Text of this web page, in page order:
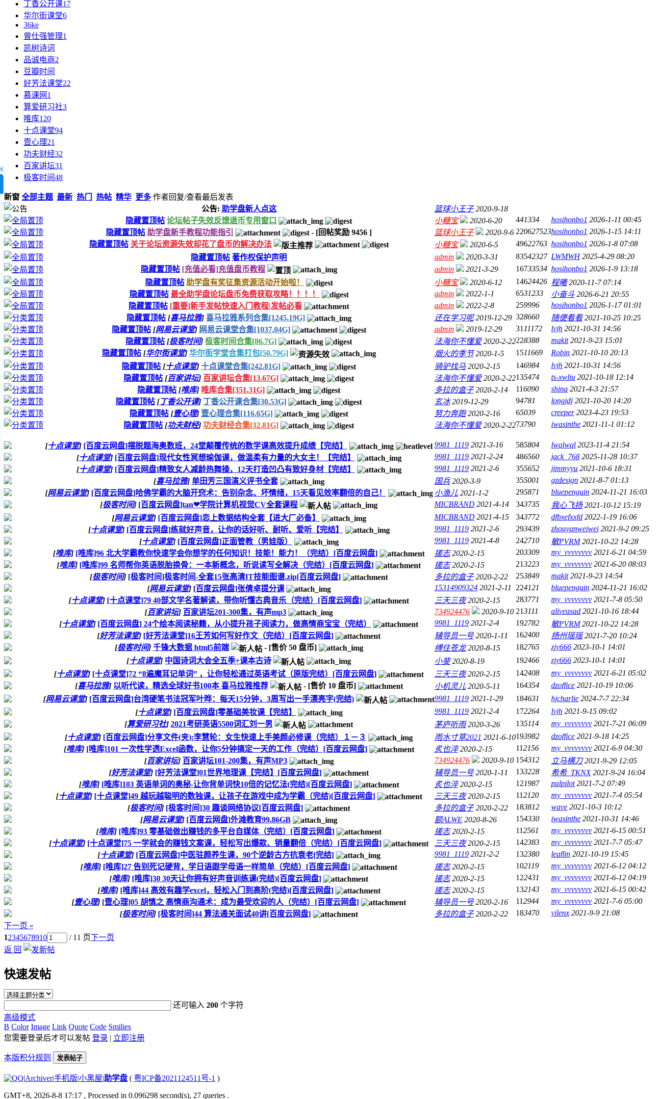
丁香公开课17
华尔街课堂6
36ke
曾仕强管理1
凯树诗词
品诚电商2
豆瓣时间
好芳法课堂22
慕课网 1
算爱研习社3
唯库120
十点课堂94
壹心理21
功夫财经32
百家讲坛31
极客时间48
新窗 全部主题 最新 热门 热帖 精华 更多 作者回复/查看最后发表
公告: 助学盘新人点这 篮球小王子 2020-9-18
隐藏置顶帖 论坛帖子失效反馈退币专用窗口 小糖宝 2020-6-20 441334 hosihonbo1 2026-1-11 00:45
隐藏置顶帖 助学盘新手教程功能指引 - [回帖奖励 9456 ] 篮球小王子 2020-9-6 220627523hosihonbo1 2026-1-15 14:11
隐藏置顶帖 关于论坛资源失效却花了盘币的解决办法 小糖宝 2020-6-5 49622763 hosihonbo1 2026-1-8 07:08
隐藏置顶帖 著作权保护声明 admin 2020-3-31 83542327 LWMWH 2025-4-29 08:20
隐藏置顶帖 [充值必看]充值盘币教程 admin 2021-3-29 16733534 hosihonbo1 2026-1-9 13:18
隐藏置顶帖 助学盘有奖征集资源活动开始啦！ 小糖宝 2020-6-12 14624426 程曦 2020-11-7 07:14
隐藏置顶帖 最全助学盘论坛盘币免费获取攻略！！！！ admin 2022-1-1 6531233 小奋斗 2026-6-21 20:55
隐藏置顶帖 [重要]新手发帖快速入门教程|发帖必看 admin 2022-2-8 259996 hosihonbo1 2026-1-17 01:01
隐藏置顶帖 [喜马拉雅] 喜马拉雅系列合集[1245.19G] 还在学习呢 2019-12-29 328660 随便看看 2021-10-25 10:25
隐藏置顶帖 [网易云课堂] 网易云课堂合集[1037.04G] admin 2019-12-29 31 11172 lvjh 2021-10-31 14:56
隐藏置顶帖 [极客时间] 极客时间合集[86.7G] 法海你不懂爱 2020-2-22228388 makit 2021-9-23 15:01
隐藏置顶帖 [华尔街课堂] 华尔街学堂合集打包[50.79G] 烟火的季节 2020-1-5 1511669 Robin 2021-10-10 20:13
隐藏置顶帖 [十点课堂] 十点课堂合集[242.81G] 骑驴找马 2020-2-15 146984 lvjh 2021-10-31 14:56
隐藏置顶帖 [百家讲坛] 百家讲坛合集[13.67G] 法海你不懂爱 2020-2-22135474 ts-xwliu 2021-10-18 12:14
隐藏置顶帖 [唯库] 唯库合集[351.31G] 多拉的盒子 2020-2-14 116090 shina 2021-4-3 21:57
隐藏置顶帖 [丁香公开课] 丁香公开课合集[30.53G] 玄冰 2019-12-29 94781 longjdj 2021-10-20 14:20
隐藏置顶帖 [壹心理] 壹心理合集[116.65G] 努力奔跑 2020-2-16 65039 creeper 2023-4-23 19:53
隐藏置顶帖 [功夫财经] 功夫财经合集[32.81G] 法海你不懂爱 2020-2-2273790 iwasinthe 2021-11-1 01:12
[十点课堂] [百度云网盘]摆脱题海奥数班，24堂颠覆传统的数学课高效提升成绩【完结】 9981_1119 2021-3-16 585804 lwqlwql 2023-11-4 21:54
[十点课堂] [百度云网盘]现代女性冥想瑜伽课，做温柔有力量的大女主！【完结】 9981_1119 2021-2-24 486560 jack_768 2025-11-28 10:37
[十点课堂] [百度云网盘]精致女人减龄热舞操，12天打造凹凸有致好身材【完结】 9981_1119 2021-2-6 355652 jimmyyu 2021-10-6 18:31
[喜马拉雅] 单田芳三国演义评书全套 国兵 2020-3-9 355001 gzdesign 2021-8-7 01:13
[网易云课堂] [百度云网盘]哈佛学霸的大脑开窍术：告别杂念、坏情绪，15天看见效率翻倍的自己！ 小渔儿 2021-1-2 295871 bluepenguin 2024-11-21 16:03
[极客时间] [百度云网盘]tan❤学院计算机视觉CV全套课程 MICBRAND 2021-4-14 343735 我心飞扬 2021-10-12 15:19
[网易云课堂] [百度云网盘]恋上数据结构全套【进大厂必备】 MICBRAND 2021-4-15 343772 dfbxefxxfd 2022-1-19 16:06
[十点课堂] [百度云网盘]练就好声音，让你的话好听、耐听、爱听【完结】 9981_1119 2021-2-6 293439 zhouyanweiwei 2021-9-2 09:25
[十点课堂] [百度云网盘]正面管教（男娃版） 9981_1119 2021-4-8 242710 敏PVRM 2021-10-22 14:28
[唯库] [唯库]96 北大学霸教你快速学会你想学的任何知识！技能！能力！（完结）[百度云网盘] 搓志 2020-2-15 203309 my_vvvvvvvv 2021-6-21 04:59
[唯库] [唯库]99 名师帮你英语脱胎换骨：一本新概念，听说读写全解决（完结）[百度云网盘] 搓志 2020-2-15 213223 my_vvvvvvvv 2021-6-20 08:03
[极客时间] [极客时间]极客时间-全套15张高清IT技能图谱.zip[百度云网盘] 多拉的盒子 2020-2-22 253849 makit 2021-9-23 14:54
[网易云课堂] [百度云网盘]张倩卓提分课 15314909324 2021-2-11 224121 bluepenguin 2024-11-21 16:02
[十点课堂] [十点课堂]79 40部文学名著解读，带你听懂古典音乐（完结）[百度云网盘] 三天三夜 2020-2-15 283771 my_vvvvvvvv 2021-7-8 05:50
[百家讲坛] 百家讲坛201-300集，有声mp3 734924476 2020-9-10 213111 aliveasad 2021-10-16 18:44
[十点课堂] [百度云网盘] 24个绘本阅读秘籍，从小提升孩子阅读力，做高情商宝宝（完结） 9981_1119 2021-2-4 192782 敏PVRM 2021-10-22 14:28
[好芳法课堂] [好芳法课堂]16王芳如何写好作文（完结）[百度云网盘] 辅导员一号 2020-1-11 162400 扬州瑶瑶 2021-7-20 10:24
[极客时间] 千锋大数据 html5前端 - [售价50盘币] 缚住苍龙 2020-8-15 182765 zjy666 2023-10-1 14:01
[十点课堂] 中国诗词大会全五季+课本古诗 小斐 2020-8-19 192466 zjy666 2023-10-1 14:01
[十点课堂] [十点课堂]72 “8遍魔耳记单词” ，让你轻松通过英语考试（原版完结）[百度云网盘] 三天三夜 2020-2-15 142408 my_vvvvvvvv 2021-6-21 05:02
[喜马拉雅] 以听代读，精选全球好书100本 喜马拉雅推荐 - [售价 10盘币] 小机灵儿 2020-5-11 164354 dzoffice 2021-10-19 10:06
[网易云课堂] [百度云网盘]台湾硬笔书法冠军叶晔：每天15分钟，3周写出一手漂亮字(完结) 9981_1119 2021-1-29 184631 hjcharlie 2024-7-7 22:34
[十点课堂] [百度云网盘]零基础美妆课【完结】 9981_1119 2021-2-4 172264 lvjh 2021-9-15 09:02
[算爱研习社] 2021考研英语5500词汇刘一男 茅庐听雨 2020-3-26 135114 my_vvvvvvvv 2021-7-21 06:09
[十点课堂] [百度云网盘]分享文件(夹):李慧轮：女生快速上手美颜必修课（完结）１－３ 雨水寸草2021 2021-6-10193982 dzoffice 2021-9-18 14:25
[唯库] [唯库]101 一次性学透Excel函数，让你5分钟搞定一天的工作（完结）[百度云网盘] 炙也淬 2020-2-15 112156 my_vvvvvvvv 2021-6-9 04:30
[百家讲坛] 百家讲坛101-200集，有声MP3 734924476 2020-9-10 154312 立马横刀 2021-9-29 12:05
[好芳法课堂] [好芳法课堂]01世界地理课【完结】[百度云网盘] 辅导员一号 2020-1-11 133228 希希_TKNX 2021-9-24 16:04
[唯库] [唯库]103 英语单词的奥秘-让你背单词快10倍的记忆法(完结)[百度云网盘] 炙也淬 2020-2-15 121987 palpilot 2021-7-2 07:49
[十点课堂] [十点课堂]49 越玩越聪明的数独课，让孩子在游戏中成为学霸（完结)[百度云网盘] 三天三夜 2020-2-15 112120 my_vvvvvvvv 2021-7-4 05:54
[极客时间] [极客时间]30 趣谈网络协议[百度云网盘] 多拉的盒子 2020-2-22 183812 wave 2021-10-3 10:12
[网易云课堂] [百度云网盘]外滩教育99.86GB 额ALWE 2020-8-26 154330 iwasinthe 2021-10-31 14:46
[唯库] [唯库]93 零基础做出赚钱的多平台自媒体（完结）[百度云网盘] 搓志 2020-2-15 112561 my_vvvvvvvv 2021-6-15 00:51
[十点课堂] [十点课堂]75 一学就会的赚钱文案课，轻松写出爆款、销量翻倍（完结）[百度云网盘] 三天三夜 2020-2-15 142383 my_vvvvvvvv 2021-7-7 05:47
[十点课堂] [百度云网盘]中医驻颜养生课，90个逆龄古方抗衰老[完结] 9981_1119 2021-2-2 132380 leaflin 2021-10-19 15:45
[唯库] [唯库]27 告别死记硬背，学日语跟学母语一样简单（完结）[百度云网盘] 搓志 2020-2-15 102119 my_vvvvvvvv 2021-6-12 04:12
[唯库] [唯库]30 30天让你拥有好声音训练课(完结)[百度云网盘] 搓志 2020-2-15 122431 my_vvvvvvvv 2021-6-12 04:19
[唯库] [唯库]44 高效有趣学excel，轻松入门到高阶(完结)[百度云网盘] 搓志 2020-2-15 132143 my_vvvvvvvv 2021-6-15 00:42
[壹心理] [壹心理]05 胡慎之 高情商沟通术：成为最受欢迎的人（完结）[百度云网盘] 辅导员一号 2020-2-16 112944 my_vvvvvvvv 2021-7-6 05:00
[极客时间] [极客时间]44 算法通关面试40讲[百度云网盘] 多拉的盒子 2020-2-22 183470 vilenx 2021-9-9 21:08
下一页 »
12345678910 / 11 页下一页
返 回
快速发帖
还可输入200 个字符
高级模式
B Color Image Link Quote Code Smilies
您需要登录后才可以发帖 登录 | 立即注册
本版积分规则 发表帖子
|Archiver|手机版|小黑屋|助学盘 ( 粤ICP备2021124511号-1 )
GMT+8, 2026-8-8 17:17 , Processed in 0.096298 second(s), 27 queries .